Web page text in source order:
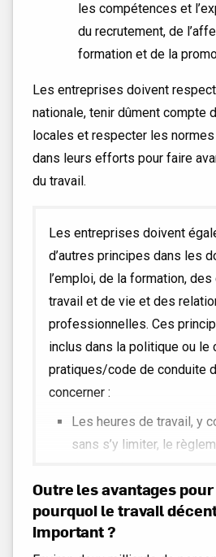
les compétences et
du recrutement, de
formation et de la
Les entreprises doivent
nationale, tenir dûment compte
locales et respecter les
dans leurs efforts pour faire
du travail.
Les entreprises doivent
d’autres principes dans les
l’emploi, de la formation,
travail et de vie et des
professionnelles. Ces
inclus dans la politique ou le
pratiques/code de conduite
concerner :
Les heures de travail, y
sans s’y limiter, le
Les conditions de travail
notamment en assurant
de travail sûr et
Outre les avantages
pourquoi le travail
important ?